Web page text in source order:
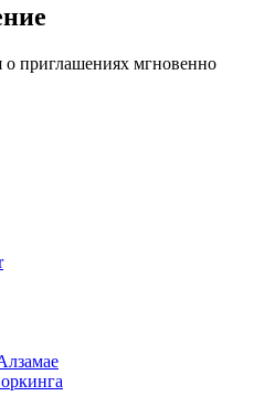
о приглашениях мгновенно